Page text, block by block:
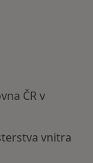
ČR v
vnitra